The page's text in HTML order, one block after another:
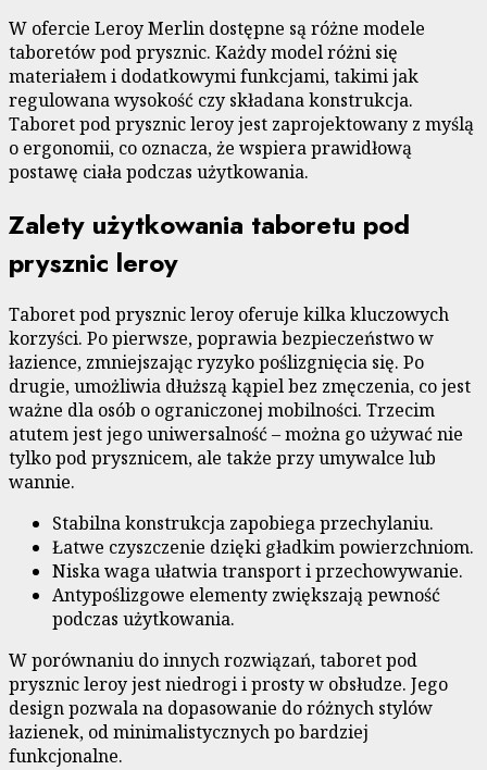
W ofercie Leroy Merlin dostępne są różne modele
taboretów pod prysznic. Każdy model różni się
materiałem i dodatkowymi funkcjami, takimi jak
regulowana wysokość czy składana konstrukcja.
Taboret pod prysznic leroy jest zaprojektowany z myślą
o ergonomii, co oznacza, że wspiera prawidłową
postawę ciała podczas użytkowania.
Zalety użytkowania taboretu pod
prysznic leroy
Taboret pod prysznic leroy oferuje kilka kluczowych
korzyści. Po pierwsze, poprawia bezpieczeństwo w
łazience, zmniejszając ryzyko poślizgnięcia się. Po
drugie, umożliwia dłuższą kąpiel bez zmęczenia, co jest
ważne dla osób o ograniczonej mobilności. Trzecim
atutem jest jego uniwersalność – można go używać nie
tylko pod prysznicem, ale także przy umywalce lub
wannie.
Stabilna konstrukcja zapobiega przechylaniu.
Łatwe czyszczenie dzięki gładkim powierzchniom.
Niska waga ułatwia transport i przechowywanie.
Antypoślizgowe elementy zwiększają pewność
podczas użytkowania.
W porównaniu do innych rozwiązań, taboret pod
prysznic leroy jest niedrogi i prosty w obsłudze. Jego
design pozwala na dopasowanie do różnych stylów
łazienek, od minimalistycznych po bardziej
funkcjonalne.